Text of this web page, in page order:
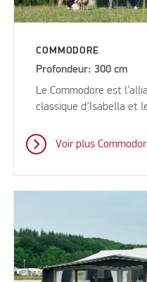
COMMODORE
Profondeur: 300 cm
Le Commodore est
classique d’Isabella et
Voir plus